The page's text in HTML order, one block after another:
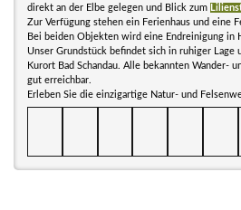
direkt an der Elbe gelegen und Blick zum
Zur Verfügung stehen ein Ferienhaus und eine
Bei beiden Objekten wird eine Endreinigung in
Unser Grundstück befindet sich in ruhiger Lage
Kurort Bad Schandau. Alle bekannten Wander-
gut erreichbar.
Erleben Sie die einzigartige Natur- und